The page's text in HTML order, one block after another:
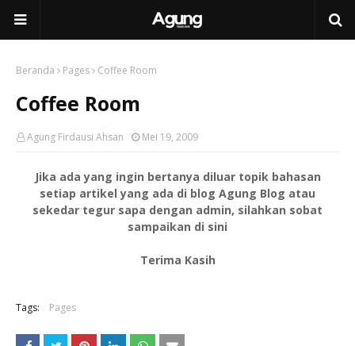
Beranda Pages Coffee Room
Coffee Room
Agung Firdausi Ahsan Mei 19, 2009
Jika ada yang ingin bertanya diluar topik bahasan
setiap artikel yang ada di blog Agung Blog atau
sekedar tegur sapa dengan admin, silahkan sobat
sampaikan di sini
Terima Kasih
Tags: Pages